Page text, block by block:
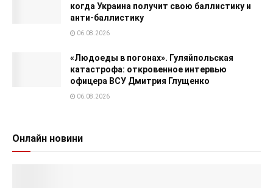
когда Украина получит свою баллистику и
анти-баллистику
06.08.2026
«Людоеды в погонах». Гуляйпольская
катастрофа: откровенное интервью
офицера ВСУ Дмитрия Глущенко
06.08.2026
Онлайн новини